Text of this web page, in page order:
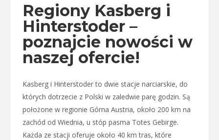
Regiony Kasberg i
Hinterstoder –
poznajcie nowości w
naszej ofercie!
Kasberg i Hinterstoder to dwie stacje narciarskie, do
których dotrzecie z Polski w zaledwie parę godzin. Są
położone w regionie Górna Austria, około 200 km na
zachód od Wiednia, u stóp pasma Totes Gebirge.
Każda ze stacji oferuje około 40 km tras, które